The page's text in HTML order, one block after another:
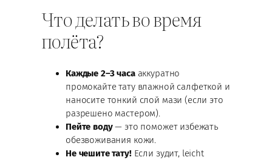
Что делать во время
полёта?
Каждые 2–3 часааккуратно
промокайте тату влажной салфеткой и
наносите тонкий слой мази (если это
разрешено мастером).
Пейте воду— это поможет избежать
обезвоживания кожи.
Не чешите тату!Если зудит, leicht